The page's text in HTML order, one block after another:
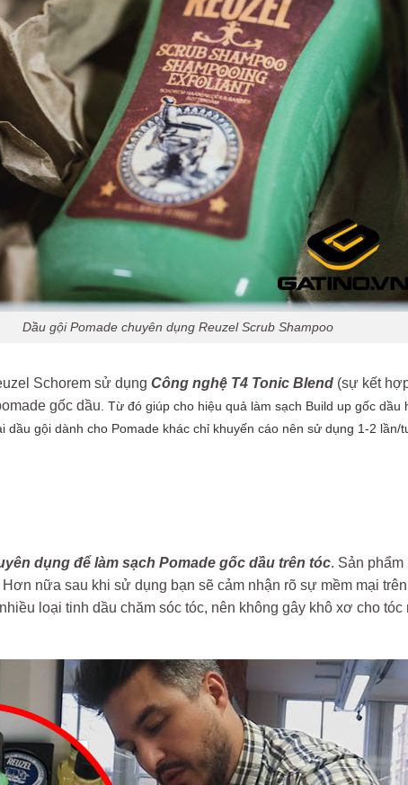
Dầu gội Pomade chuyên dụng Reuzel Scrub Shampoo
Schorem sử dụng Công nghệ T4 Tonic Blend (sự kết
gốc dầu . Từ đó giúp cho hiệu quả làm sạch Build up gốc
dầu gội dành cho Pomade khác chỉ khuyến cáo nên sử dụng 1-2
dụng để làm sạch Pomade gốc dầu trên tóc. Sản
nữa sau khi sử dụng bạn sẽ cảm nhận rõ sự mềm mại
loại tinh dầu chăm sóc tóc, nên không gây khô xơ cho